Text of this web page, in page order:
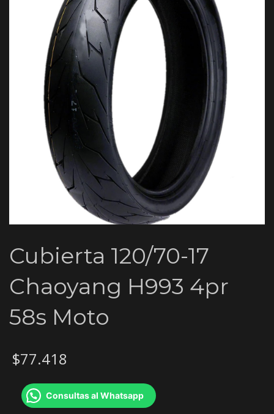
Cubierta 120/70-17
Chaoyang H993 4pr
58s Moto
$77.418
Consultas al Whatsapp